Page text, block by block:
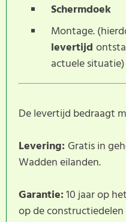
Schermdoek
Montage.
levertijd
actuele situatie)
De levertijd bedraagt
Levering: Gratis in
Wadden eilanden.
Garantie:10 jaar op
op de constructiedelen